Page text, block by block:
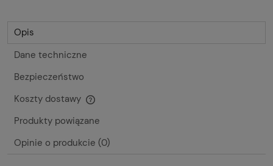
Opis
Dane techniczne
Bezpieczeństwo
Koszty dostawy
Cena nie zawiera ewentualnych kosztów płatności
Produkty powiązane
Opinie o produkcie (0)